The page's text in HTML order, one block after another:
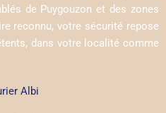
de Puygouzon et des zones
reconnu, votre sécurité repose
dans votre localité comme
Albi